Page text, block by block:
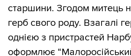
старшини. Згодом митець
герб свого роду. Взагалі
однією з пристрастей
оформлює